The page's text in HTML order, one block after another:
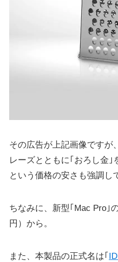
その広告が上記画像ですが
レーズとともに｢おろし金｣
という価格の安さも強調し
ちなみに、新型｢Mac Pro｣
円）から。
また、本製品の正式名は｢